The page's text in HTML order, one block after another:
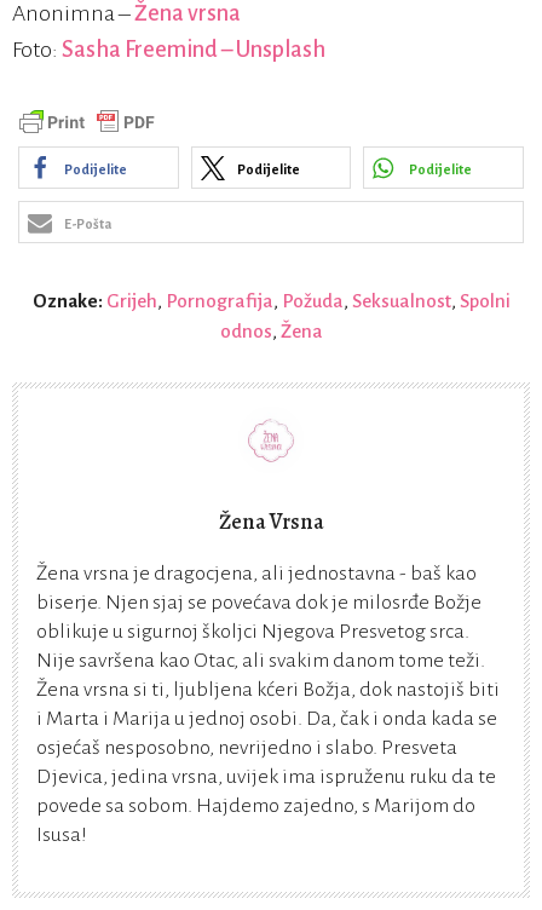
Anonimna –Žena vrsna
Foto: Sasha Freemind – Unsplash
Podijelite Podijelite Podijelite
E-Pošta
Oznake: Grijeh, Pornografija, Požuda, Seksualnost, Spolni
odnos, Žena
Žena Vrsna
Žena vrsna je dragocjena, ali jednostavna - baš kao
biserje. Njen sjaj se povećava dok je milosrđe Božje
oblikuje u sigurnoj školjci Njegova Presvetog srca.
Nije savršena kao Otac, ali svakim danom tome teži.
Žena vrsna si ti, ljubljena kćeri Božja, dok nastojiš biti
i Marta i Marija u jednoj osobi. Da, čak i onda kada se
osjećaš nesposobno, nevrijedno i slabo. Presveta
Djevica, jedina vrsna, uvijek ima ispruženu ruku da te
povede sa sobom. Hajdemo zajedno, s Marijom do
Isusa!